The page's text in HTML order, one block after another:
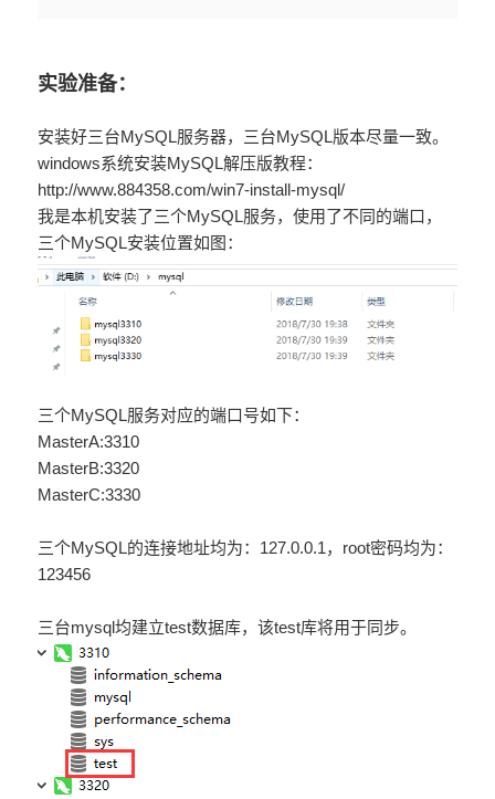
实验准备：
安装好三台MySQL服务器，三台MySQL版本尽量一致。
windows系统安装MySQL解压版教程：
http://www.884358.com/win7-install-mysql/
我是本机安装了三个MySQL服务，使用了不同的端口，
三个MySQL安装位置如图：
三个MySQL服务对应的端口号如下：
MasterA:3310
MasterB:3320
MasterC:3330
三个MySQL的连接地址均为：127.0.0.1，root密码均为：
123456
三台mysql均建立test数据库，该test库将用于同步。